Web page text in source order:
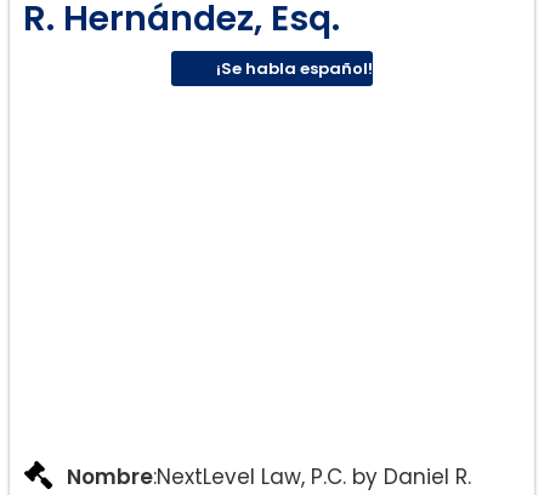
R. Hernández, Esq.
¡Se habla español!
Nombre:NextLevel Law, P.C. by Daniel R.